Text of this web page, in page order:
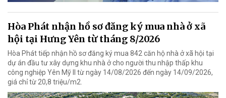
Hòa Phát nhận hồ sơ đăng ký mua nhà ở xã
hội tại Hưng Yên từ tháng 8/2026
Hòa Phát tiếp nhận hồ sơ đăng ký mua 842 căn hộ nhà ở xã hội tại
dự án đầu tư xây dựng khu nhà ở cho người thu nhập thấp khu
công nghiệp Yên Mỹ II từ ngày 14/08/2026 đến ngày 14/09/2026,
giá chỉ từ 20,8 triệu/m2.